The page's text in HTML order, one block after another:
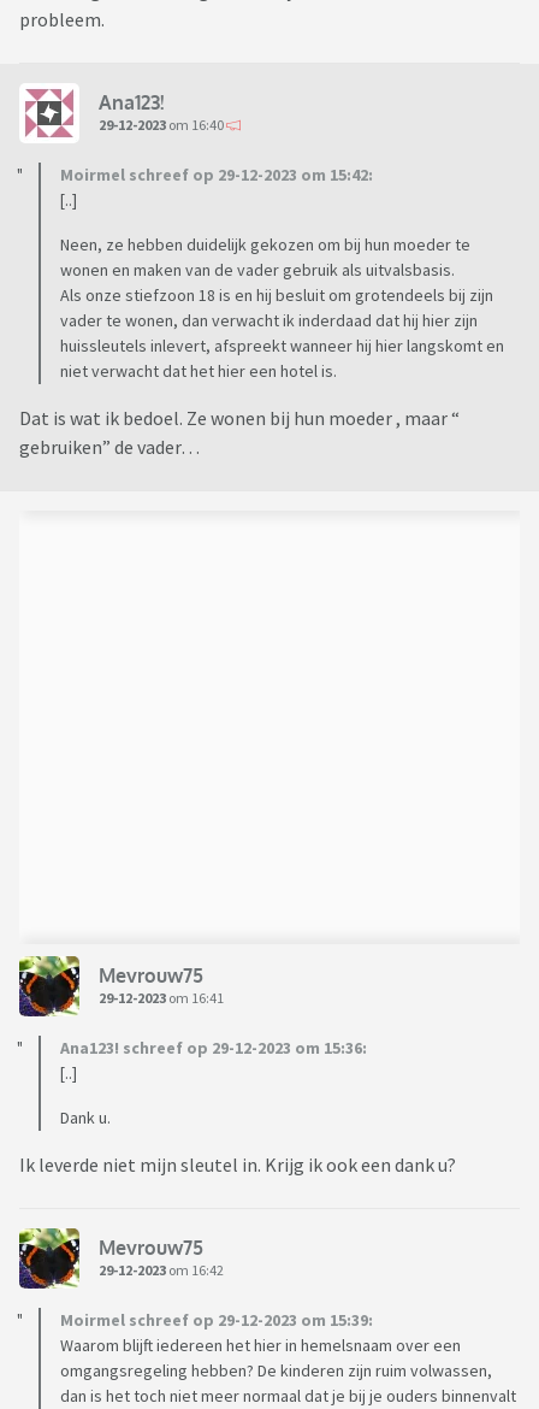
probleem.
Ana123!
29-12-2023 om 16:40
Moirmel schreef op 29-12-2023 om 15:42:
[..]
Neen, ze hebben duidelijk gekozen om bij hun moeder te
wonen en maken van de vader gebruik als uitvalsbasis.
Als onze stiefzoon 18 is en hij besluit om grotendeels bij zijn
vader te wonen, dan verwacht ik inderdaad dat hij hier zijn
huissleutels inlevert, afspreekt wanneer hij hier langskomt en
niet verwacht dat het hier een hotel is.
Dat is wat ik bedoel. Ze wonen bij hun moeder , maar “
gebruiken” de vader…
Mevrouw75
29-12-2023 om 16:41
Ana123! schreef op 29-12-2023 om 15:36:
[..]
Dank u.
Ik leverde niet mijn sleutel in. Krijg ik ook een dank u?
Mevrouw75
29-12-2023 om 16:42
Moirmel schreef op 29-12-2023 om 15:39:
Waarom blijft iedereen het hier in hemelsnaam over een
omgangsregeling hebben? De kinderen zijn ruim volwassen,
dan is het toch niet meer normaal dat je bij je ouders binnenvalt